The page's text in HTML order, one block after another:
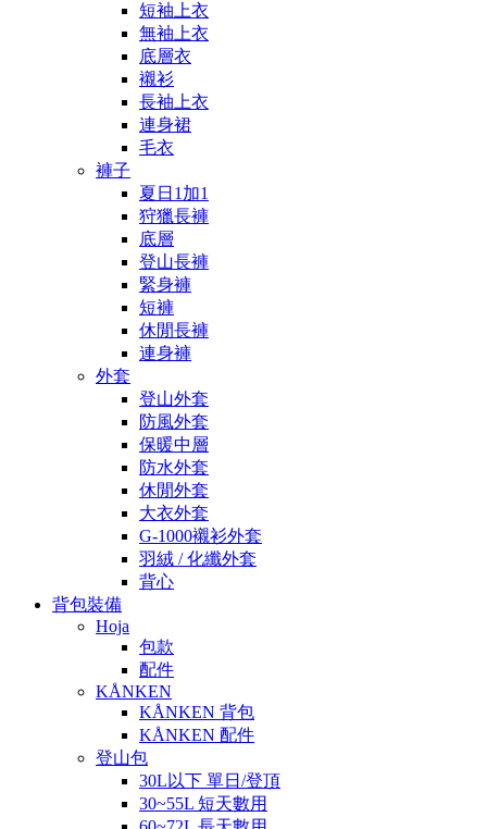
短袖上衣
無袖上衣
底層衣
襯衫
長袖上衣
連身裙
毛衣
褲子
夏日1加1
狩獵長褲
底層
登山長褲
緊身褲
短褲
休閒長褲
連身褲
外套
登山外套
防風外套
保暖中層
防水外套
休閒外套
大衣外套
G-1000襯衫外套
羽絨 / 化纖外套
背心
背包裝備
Hoja
包款
配件
KÅNKEN
KÅNKEN 背包
KÅNKEN 配件
登山包
30L以下 單日/登頂
30~55L 短天數用